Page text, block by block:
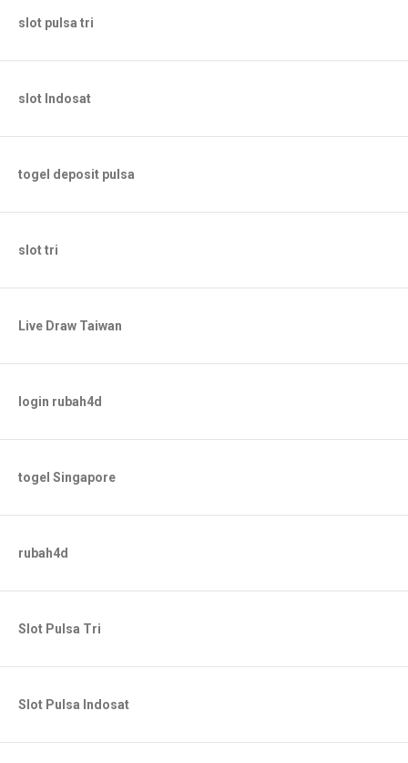
slot pulsa tri
slot Indosat
togel deposit pulsa
slot tri
Live Draw Taiwan
login rubah4d
togel Singapore
rubah4d
Slot Pulsa Tri
Slot Pulsa Indosat